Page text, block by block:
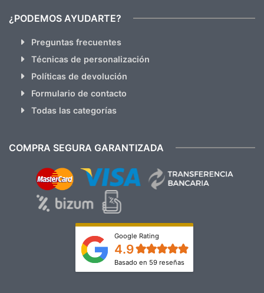
¿PODEMOS AYUDARTE?
Preguntas frecuentes
Técnicas de personalización
Políticas de devolución
Formulario de contacto
Todas las categorías
COMPRA SEGURA GARANTIZADA
Google Rating
4.9
Basado en 59 reseñas